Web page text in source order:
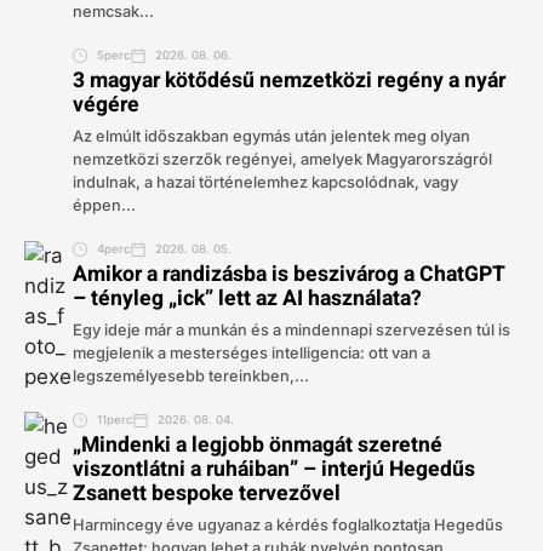
nemcsak...
5perc 2026. 08. 06.
3 magyar kötődésű nemzetközi regény a nyár
végére
Az elmúlt időszakban egymás után jelentek meg olyan
nemzetközi szerzők regényei, amelyek Magyarországról
indulnak, a hazai történelemhez kapcsolódnak, vagy
éppen...
4perc 2026. 08. 05.
Amikor a randizásba is beszivárog a ChatGPT
– tényleg „ick” lett az AI használata?
Egy ideje már a munkán és a mindennapi szervezésen túl is
megjelenik a mesterséges intelligencia: ott van a
legszemélyesebb tereinkben,...
11perc 2026. 08. 04.
„Mindenki a legjobb önmagát szeretné
viszontlátni a ruháiban” – interjú Hegedűs
Zsanett bespoke tervezővel
Harmincegy éve ugyanaz a kérdés foglalkoztatja Hegedűs